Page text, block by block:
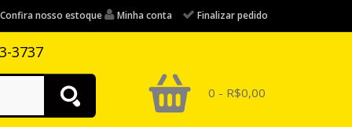
Confira nosso estoque Minha conta Finalizar pedido
3737
0 - R$0,00